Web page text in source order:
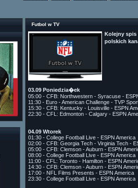
Futbol w TV
Kolejny
polskich
03.09 Poniedzia�ek
05:00 - CFB: Northwestern - Syracuse -
11:30 - Euro - American Challenge - TVP
15:30 - CFB: Kentucky - Louisville - ESPN
22:30 - CFL: Edmonton - Calgary - ESPN
04.09 Wtorek
01:30 - College Football Live - ESPN America
02:00 - CFB: Georgia Tech - Virginia Tech -
05:00 - CFB: Clemson - Auburn - ESPN
08:00 - College Football Live - ESPN America
11:00 - CFL: Toronto - Hamilton - ESPN
14:30 - CFB: Clemson - Auburn - ESPN
17:00 - NFL Films Presents - ESPN America
23:30 - College Football Live - ESPN America